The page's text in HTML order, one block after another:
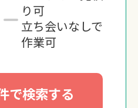
り可
立ち会いなしで
作業可
で検索する